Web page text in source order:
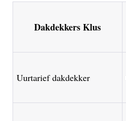
Dakdekkers Klus
Uurtarief dakdekker